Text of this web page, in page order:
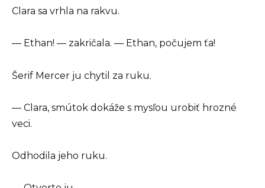
Clara sa vrhla na rakvu.
— Ethan! — zakričala. — Ethan, počujem ťa!
Šerif Mercer ju chytil za ruku.
— Clara, smútok dokáže s mysľou urobiť hrozné
veci.
Odhodila jeho ruku.